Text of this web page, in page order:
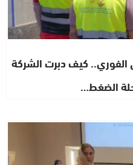
الفوري.. كيف دبرت الشركة
الضغط…